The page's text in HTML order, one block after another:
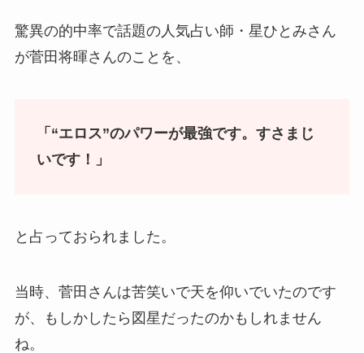
驚異の的中率で話題の人気占い師・星ひとみさん
が菅田将暉さんのことを、
「“エロス”のパワーが最強です。すさまじ
いです！」
と占っておられました。
当時、菅田さんは苦笑いで天を仰いでいたのです
が、もしかしたら図星だったのかもしれません
ね。